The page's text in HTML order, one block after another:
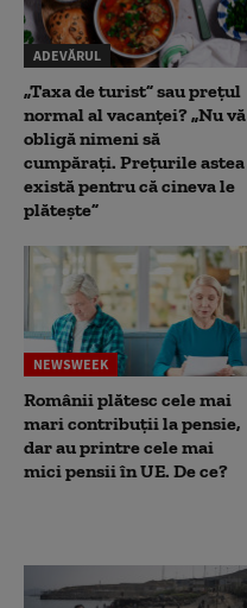
ADEVĂRUL
„Taxa de turist” sau prețul
normal al vacanței? „Nu vă
obligă nimeni să
cumpărați. Prețurile astea
există pentru că cineva le
plătește”
NEWSWEEK
Românii plătesc cele mai
mari contribuții la pensie,
dar au printre cele mai
mici pensii în UE. De ce?